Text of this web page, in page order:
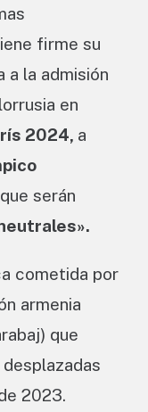
firme su
a la admisión
en
2024, a
serán
cometida por
armenia
que
2023.